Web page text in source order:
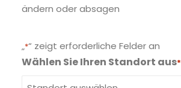
ändern oder absagen
„*“ zeigt erforderliche Felder an
Wählen Sie Ihren Standort aus*